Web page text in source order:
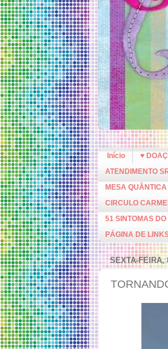
Início ♥
ATENDIMENTO
MESA
CIRCULO
51 SINTOMAS
PÁGINA DE
SEXTA-FEIRA,